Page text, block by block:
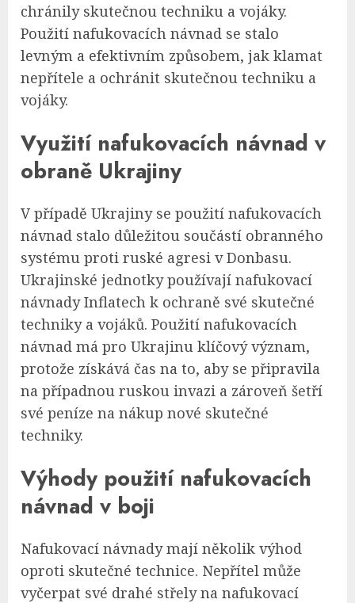
chránily skutečnou techniku a vojáky.
Použití nafukovacích návnad se stalo
levným a efektivním způsobem, jak klamat
nepřítele a ochránit skutečnou techniku a
vojáky.
Využití nafukovacích návnad v
obraně Ukrajiny
V případě Ukrajiny se použití nafukovacích
návnad stalo důležitou součástí obranného
systému proti ruské agresi v Donbasu.
Ukrajinské jednotky používají nafukovací
návnady Inflatech k ochraně své skutečné
techniky a vojáků. Použití nafukovacích
návnad má pro Ukrajinu klíčový význam,
protože získává čas na to, aby se připravila
na případnou ruskou invazi a zároveň šetří
své peníze na nákup nové skutečné
techniky.
Výhody použití nafukovacích
návnad v boji
Nafukovací návnady mají několik výhod
oproti skutečné technice. Nepřítel může
vyčerpat své drahé střely na nafukovací